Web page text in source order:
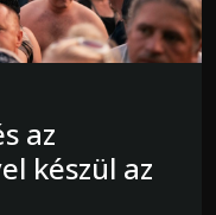
az
készül az